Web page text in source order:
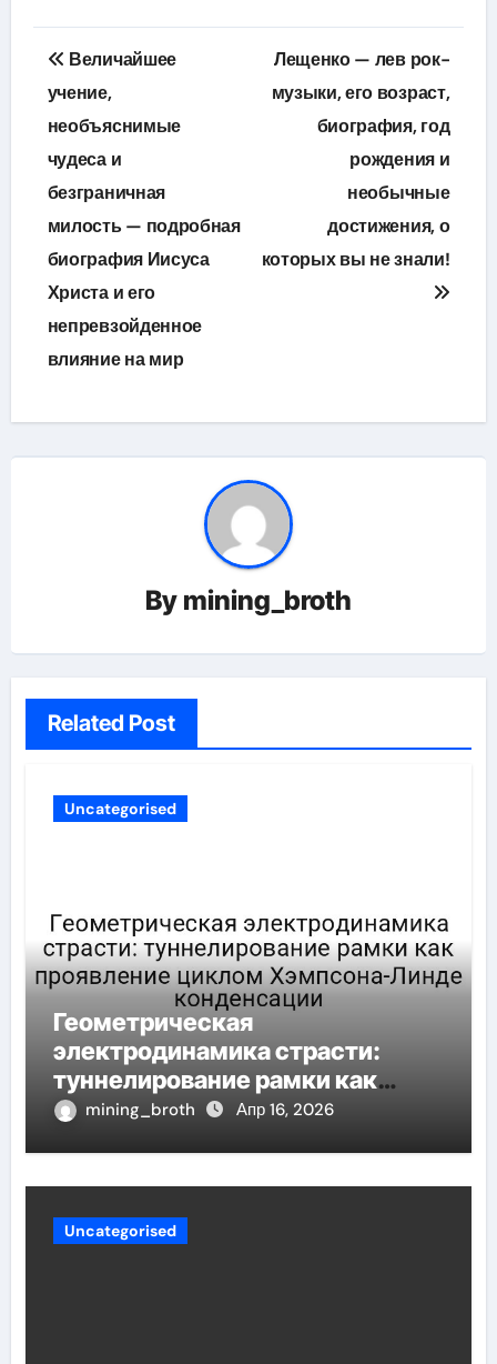
Навигация
по
записям
Величайшее
учение,
необъяснимые
чудеса и
безграничная
милость — подробная
биография Иисуса
Христа и его
непревзойденное
влияние на мир
Лещенко — лев рок-
музыки, его возраст,
биография, год
рождения и
необычные
достижения, о
которых вы не знали!
By mining_broth
Related Post
Uncategorised
Геометрическая
электродинамика страсти:
туннелирование рамки как
проявление циклом Хэмпсона-
mining_broth Апр 16, 2026
Uncategorised